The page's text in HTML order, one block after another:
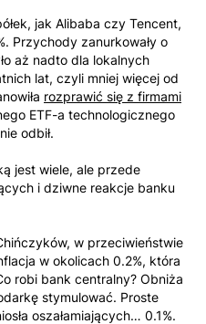
jak Alibaba czy Tencent,
Przychody zanurkowały o
aż nadto dla lokalnych
lat, czyli mniej więcej od
rozprawić się z firmami
ETF-a technologicznego
odbił.
jest wiele, ale przede
i dziwne reakcje banku
w przeciwieństwie
w okolicach 0.2%, która
robi bank centralny? Obniża
stymulować. Proste
oszałamiających… 0.1%.